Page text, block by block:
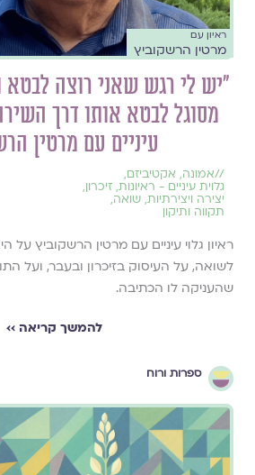
ראיון עם
מרטין הרשקוביץ
״יש לי רגש שאני רוצה לבטא
מסוגל לבטא אותו דרך
עיניים עם מרטין
//אמונה, אקטיביזם,
גלוית עיניים - ראיונות, זיכרון,
יצירה ויצירתיות, שואה,
תקווה ותיקון
ראיון גלוי עיניים עם מרטין הרשקוביץ על
לשואה, על העיסוק בזיכרון ובעבר, ועל
שהעניקה לו הכתיבה.
להמשך קריאה ››
ספרות ורוח